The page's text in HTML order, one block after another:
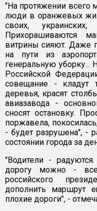
"На протяжении всего
люди в оранжевых
своих,
Прихорашиваются
витрины сияют. Даже
на пути из
генеральную уборку...
Российской
совещание - кладут
деревья, красят
авиазавода -
сносят остановку.
поржавела,
- будет разрушена", -
состоянии города за
"Водители -
дорогу можно -
российского
дополнить маршрут
плохие дороги", -